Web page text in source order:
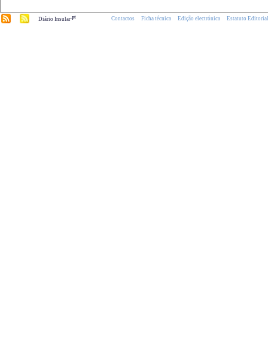
Diário Insular.pt Contactos Ficha técnica Edição electrónica Estatuto Editorial